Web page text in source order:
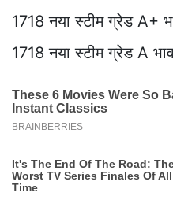
1718 नया स्टीम ग्रेड A+
1718 नया स्टीम ग्रेड A